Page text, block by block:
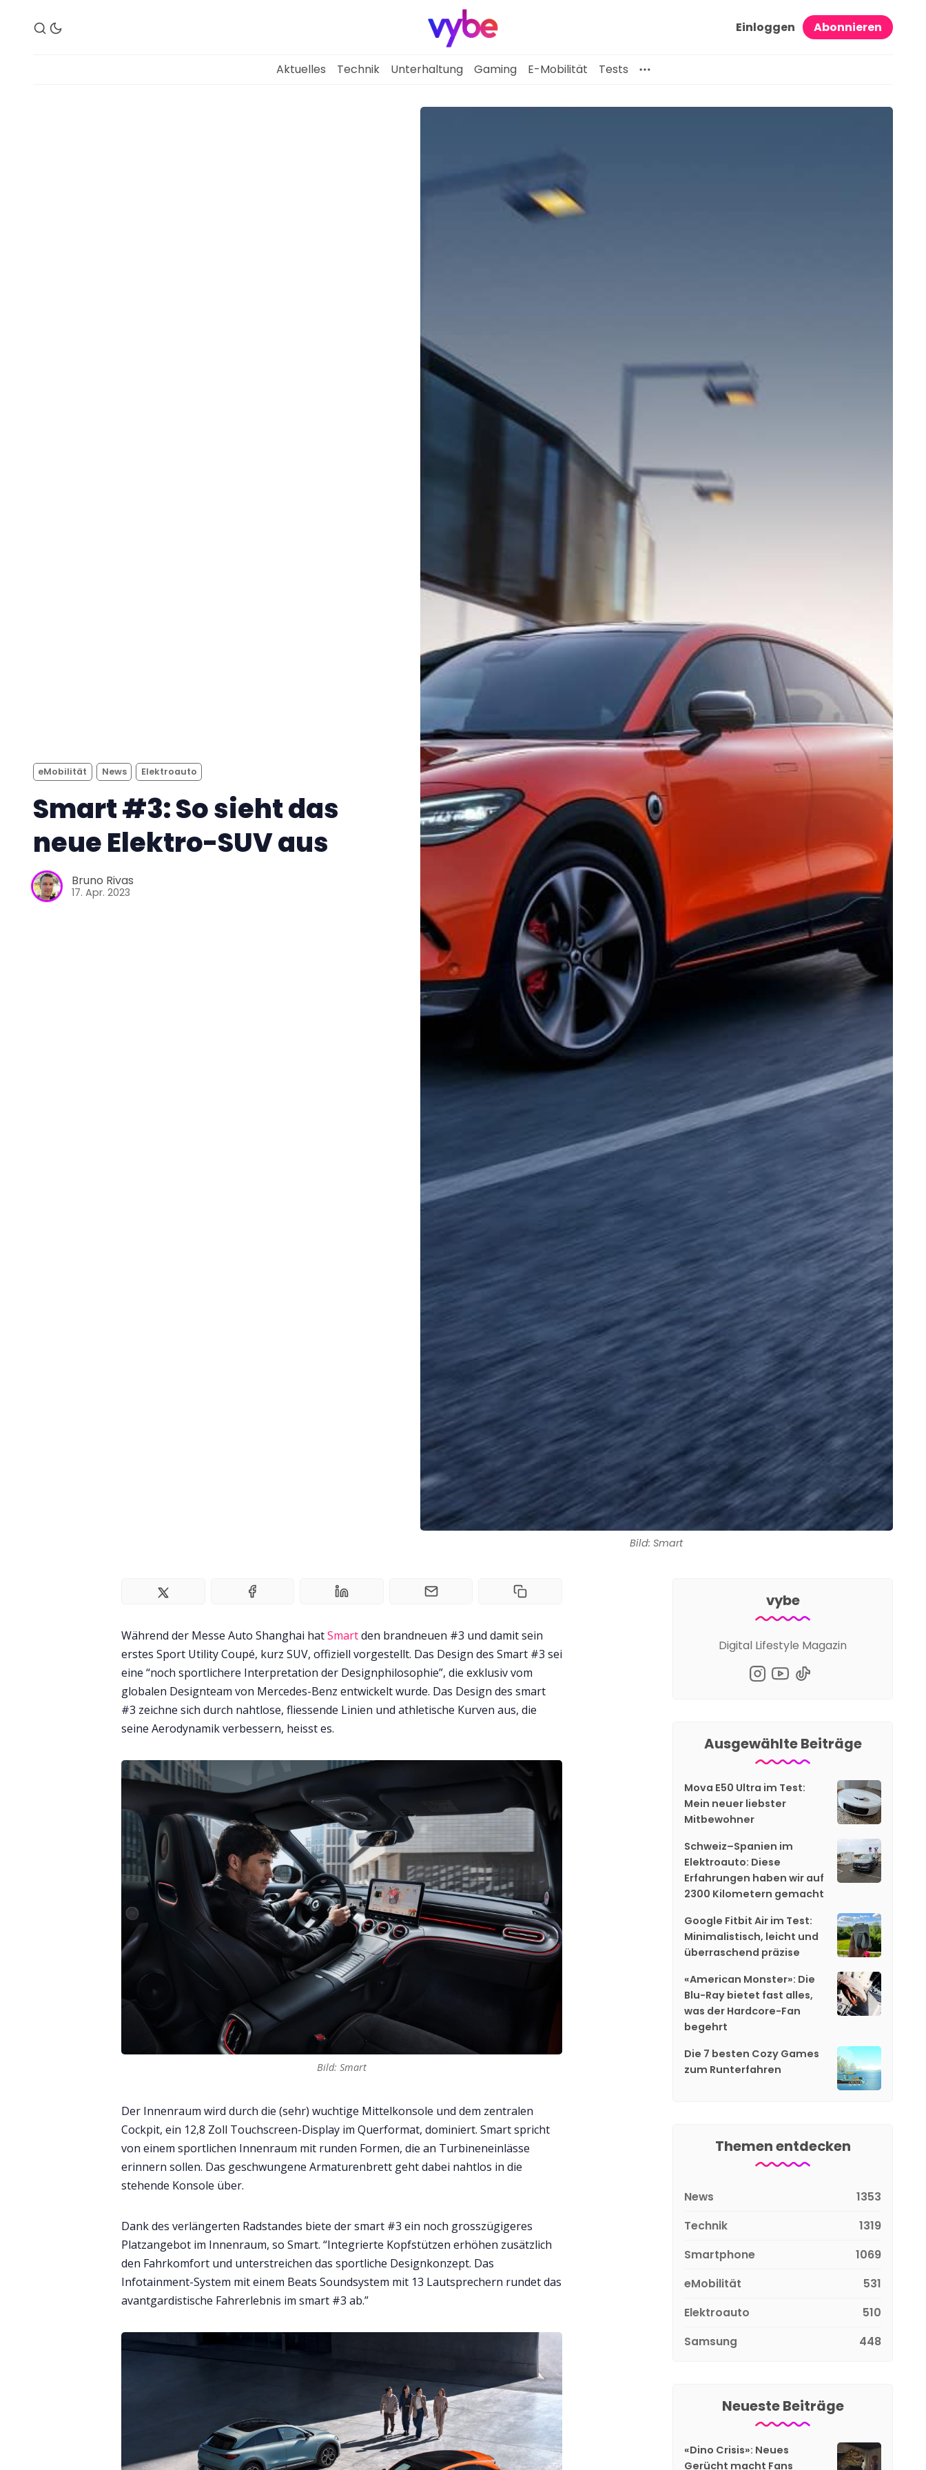
Tests
Impressum
Einloggen Abonnieren
Aktuelles Technik Unterhaltung Gaming E-Mobilität Tests
Bild: Smart
eMobilität News Elektroauto
Smart #3: So sieht das
neue Elektro-SUV aus
Bruno Rivas
17. Apr. 2023
Während der Messe Auto Shanghai hatSmartden brandneuen #3 und damit sein
erstes Sport Utility Coupé, kurz SUV, offiziell vorgestellt. Das Design des Smart #3 sei
eine “noch sportlichere Interpretation der Designphilosophie”, die exklusiv vom
globalen Designteam von Mercedes-Benz entwickelt wurde. Das Design des smart
#3 zeichne sich durch nahtlose, fliessende Linien und athletische Kurven aus, die
seine Aerodynamik verbessern, heisst es.
Bild: Smart
Der Innenraum wird durch die (sehr) wuchtige Mittelkonsole und dem zentralen
Cockpit, ein 12,8 Zoll Touchscreen-Display im Querformat, dominiert. Smart spricht
von einem sportlichen Innenraum mit runden Formen, die an Turbineneinlässe
erinnern sollen. Das geschwungene Armaturenbrett geht dabei nahtlos in die
stehende Konsole über.
Dank des verlängerten Radstandes biete der smart #3 ein noch grosszügigeres
Platzangebot im Innenraum, so Smart. “Integrierte Kopfstützen erhöhen zusätzlich
den Fahrkomfort und unterstreichen das sportliche Designkonzept. Das
Infotainment-System mit einem Beats Soundsystem mit 13 Lautsprechern rundet das
avantgardistische Fahrerlebnis im smart #3 ab.”
vybe
Digital Lifestyle Magazin
Ausgewählte Beiträge
Mova E50 Ultra im Test:
Mein neuer liebster
Mitbewohner
Schweiz–Spanien im
Elektroauto: Diese
Erfahrungen haben wir auf
2300 Kilometern gemacht
Google Fitbit Air im Test:
Minimalistisch, leicht und
überraschend präzise
«American Monster»: Die
Blu-Ray bietet fast alles,
was der Hardcore-Fan
begehrt
Die 7 besten Cozy Games
zum Runterfahren
Themen entdecken
News
1353
Technik
1319
Smartphone
1069
eMobilität
531
Elektroauto
510
Samsung
448
Neueste Beiträge
«Dino Crisis»: Neues
Gerücht macht Fans